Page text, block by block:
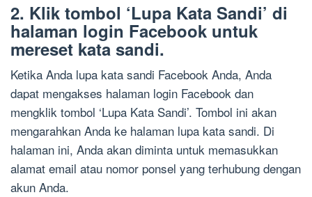
2. Klik tombol ‘Lupa Kata Sandi’ di
halaman login Facebook untuk
mereset kata sandi.
Ketika Anda lupa kata sandi Facebook Anda, Anda
dapat mengakses halaman login Facebook dan
mengklik tombol ‘Lupa Kata Sandi’. Tombol ini akan
mengarahkan Anda ke halaman lupa kata sandi. Di
halaman ini, Anda akan diminta untuk memasukkan
alamat email atau nomor ponsel yang terhubung dengan
akun Anda.